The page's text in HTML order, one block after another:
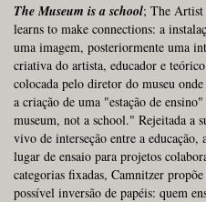
The Museum is a school; The Artist
learns to make connections: a
uma imagem, posteriormente uma
criativa do artista, educador e
colocada pelo diretor do museu
a criação de uma "estação de
museum, not a school." Rejeitada a
vivo de interseção entre a educação,
lugar de ensaio para projetos
categorias fixadas, Camnitzer
possível inversão de papéis: quem